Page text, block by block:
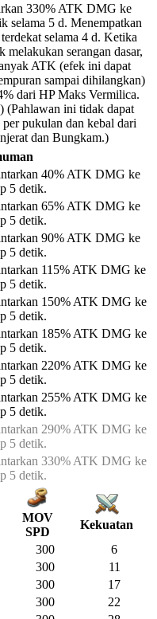
330% ATK DMG ke
selama 5 d. Menempatkan
selama 4 d. Ketika
serangan dasar,
ATK (efek ini dapat
sampai dihilangkan)
dari HP Maks Vermilica.
(Pahlawan ini tidak dapat
pukulan dan kebal dari
dan Bungkam.)
40% ATK DMG ke
5 detik.
65% ATK DMG ke
5 detik.
90% ATK DMG ke
5 detik.
115% ATK DMG ke
5 detik.
150% ATK DMG ke
5 detik.
185% ATK DMG ke
5 detik.
220% ATK DMG ke
5 detik.
255% ATK DMG ke
5 detik.
290% ATK DMG ke
5 detik.
330% ATK DMG ke
5 detik.
MOV
SPD
Kekuatan
300
6
300
11
300
17
300
22